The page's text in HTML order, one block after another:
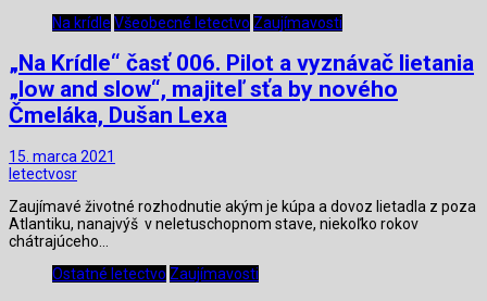
Na krídle Všeobecné letectvo Zaujímavosti
„Na Krídle“ časť 006. Pilot a vyznávač lietania
„low and slow“, majiteľ sťa by nového
Čmeláka, Dušan Lexa
15. marca 2021
letectvosr
Zaujímavé životné rozhodnutie akým je kúpa a dovoz lietadla z poza
Atlantiku, nanajvýš v neletuschopnom stave, niekoľko rokov
chátrajúceho…
Ostatné letectvo Zaujímavosti